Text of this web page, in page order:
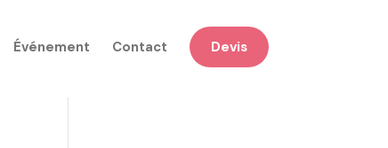
Événement Contact Devis